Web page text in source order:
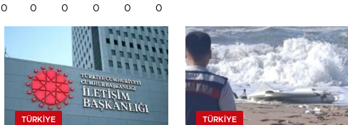
0 0 0 0 0 0
TÜRKIYE TÜRKIYE